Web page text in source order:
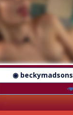
◉ beckymadsons